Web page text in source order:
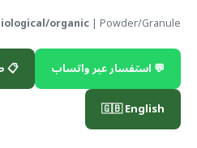
organic | Powder/Granule
💬 استفسار عبر واتساب
📋
🇬🇧 English